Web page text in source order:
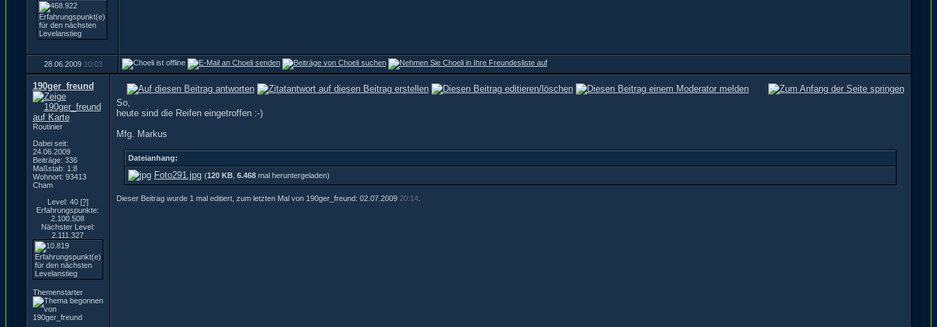
28.06.2009 10:03
190ger_freund
Routinier
Dabei seit:
24.06.2009
Beiträge: 336
Maßstab: 1:8
Wohnort: 93413
Cham
Level: 40 [?]
Erfahrungspunkte:
2.100.508
Nächster Level:
2.111.327
Themenstarter
So,
heute sind die Reifen eingetroffen :-)
Mfg. Markus
Dateianhang:
Foto291.jpg (120 KB 6.468 mal heruntergeladen)
Dieser Beitrag wurde 1 mal editiert, zum letzten Mal von 190ger_freund: 02.07.2009 20:14.